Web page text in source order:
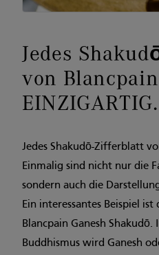
Jedes
von
EINZIGARTIG.
Jedes Shakudō-Zifferblatt
Einmalig sind nicht nur die
sondern auch die
Ein interessantes Beispiel
Blancpain Ganesh Shakudō.
Buddhismus wird Ganesh